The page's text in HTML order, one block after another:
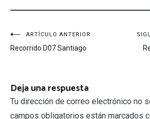
Navegación
de
ARTÍCULO ANTERIOR
Recorrido D07 Santiago
Deja una respuesta
Tu dirección de correo electrónico no
campos obligatorios están marcados